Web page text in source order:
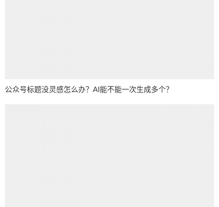
公众号标题没灵感怎么办？AI能不能一次生成多个？